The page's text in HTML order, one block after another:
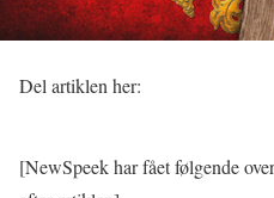
Del artiklen her:
[NewSpeek har fået følgende